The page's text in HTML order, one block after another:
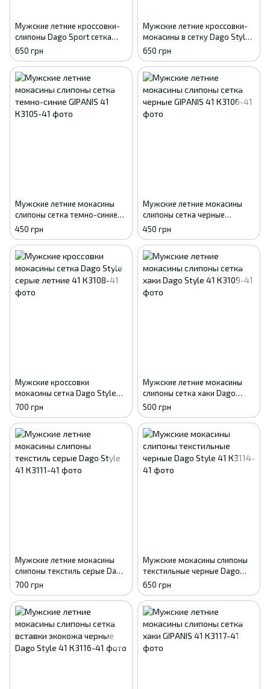
Мужские летние кроссовки-
слипоны Dago Sport сетка
черные 41
650 грн
Мужские летние кроссовки-
мокасины в сетку Dago Style
песочные (р. 41-45) 41
650 грн
Мужские летние мокасины
слипоны сетка темно-синие
GIPANIS 41
450 грн
Мужские летние мокасины
слипоны сетка черные
GIPANIS 41
450 грн
Мужские кроссовки
мокасины сетка Dago Style
серые летние 41
700 грн
Мужские летние мокасины
слипоны сетка хаки Dago
Style 41
500 грн
Мужские летние мокасины
слипоны текстиль серые Dago
Style 41
700 грн
Мужские мокасины слипоны
текстильные черные Dago
Style 41
650 грн